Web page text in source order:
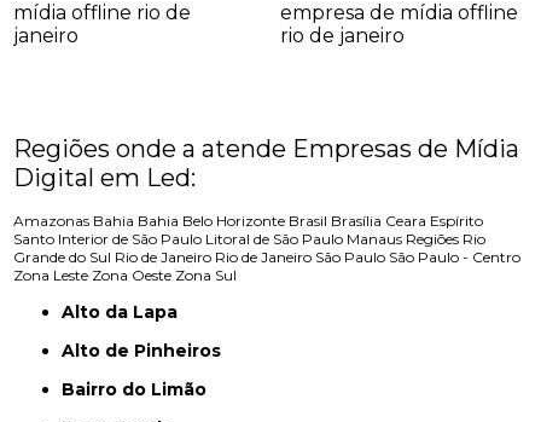
mídia offline rio de
janeiro
empresa de mídia offline
rio de janeiro
Regiões onde a atende Empresas de Mídia
Digital em Led:
Amazonas Bahia Bahia Belo Horizonte Brasil Brasília Ceara Espírito
Santo Interior de São Paulo Litoral de São Paulo Manaus Regiões Rio
Grande do Sul Rio de Janeiro Rio de Janeiro São Paulo São Paulo - Centro
Zona Leste Zona Oeste Zona Sul
Alto da Lapa
Alto de Pinheiros
Bairro do Limão